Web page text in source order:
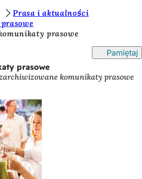
Prasa i aktualności
prasowe
Pamiętaj
prasowe
komunikaty prasowe